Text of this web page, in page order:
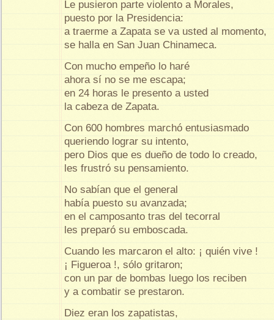
Le pusieron parte violento a Morales,
puesto por la Presidencia:
a traerme a Zapata se va usted al momento,
se halla en San Juan Chinameca.
Con mucho empeño lo haré
ahora sí no se me escapa;
en 24 horas le presento a usted
la cabeza de Zapata.
Con 600 hombres marchó entusiasmado
queriendo lograr su intento,
pero Dios que es dueño de todo lo creado,
les frustró su pensamiento.
No sabían que el general
había puesto su avanzada;
en el camposanto tras del tecorral
les preparó su emboscada.
Cuando les marcaron el alto: ¡ quién vive !
¡ Figueroa !, sólo gritaron;
con un par de bombas luego los reciben
y a combatir se prestaron.
Diez eran los zapatistas,